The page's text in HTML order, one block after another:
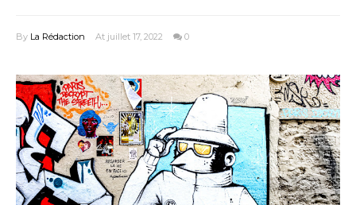
By La Rédaction At juillet 17, 2022 0